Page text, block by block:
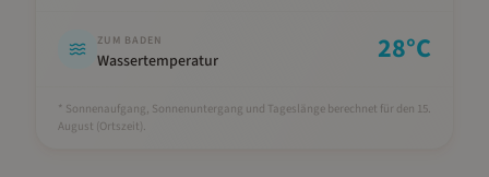
ZUM BADEN
Wassertemperatur 28°C
* Sonnenaufgang, Sonnenuntergang und Tageslänge berechnet für den 15.
August (Ortszeit).